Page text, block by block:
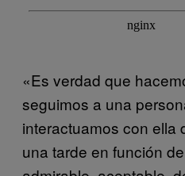
«Es verdad que
seguimos a una
interactuamos con ella
una tarde en función